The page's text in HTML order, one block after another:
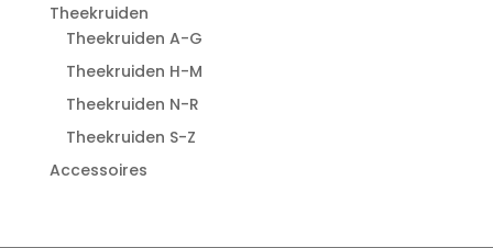
Theekruiden
Theekruiden A-G
Theekruiden H-M
Theekruiden N-R
Theekruiden S-Z
Accessoires